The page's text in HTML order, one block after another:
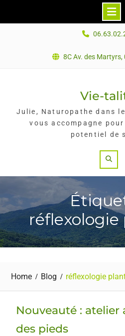
8C Av. des Martyrs,
Vie-
Julie, Naturopathe dans
vous accompagne
potentiel de
Home Blog réflexologie
Nouveauté : atelier
des pieds